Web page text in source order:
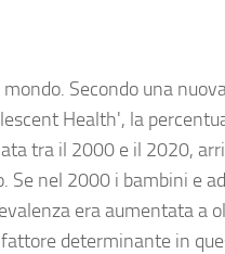
Secondo una
Health', la
tra il 2000 e il 2020,
Se nel 2000 i bambini e
era aumentata a
determinante in